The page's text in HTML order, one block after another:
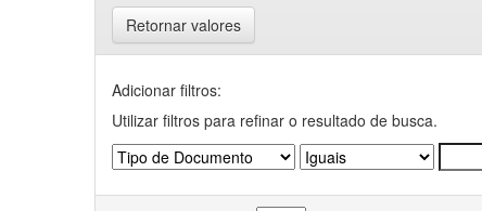
Retornar valores
Adicionar filtros:
Utilizar filtros para refinar o resultado de busca.